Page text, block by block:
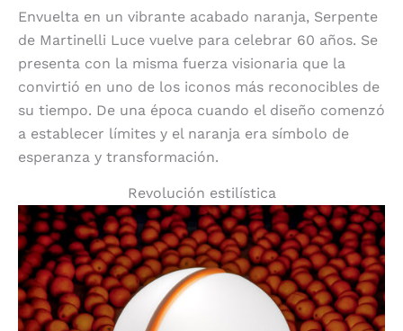
Envuelta en un vibrante acabado naranja, Serpente
de Martinelli Luce vuelve para celebrar 60 años. Se
presenta con la misma fuerza visionaria que la
convirtió en uno de los iconos más reconocibles de
su tiempo. De una época cuando el diseño comenzó
a establecer límites y el naranja era símbolo de
esperanza y transformación.
Revolución estilística